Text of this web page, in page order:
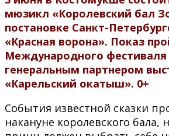
мюзикл «Королевский бал
постановке Санкт-
«Красная ворона». Показ
Международного фестиваля
генеральным партнером
«Карельский окатыш». 0+
События известной сказки
накануне королевского бала,